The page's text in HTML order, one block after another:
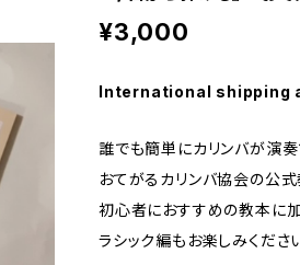
¥3,000
International shipping
誰でも簡単にカリンバが演
おてがるカリンバ協会の公
初心者におすすめの教本に
ラシック編もお楽しみくださ